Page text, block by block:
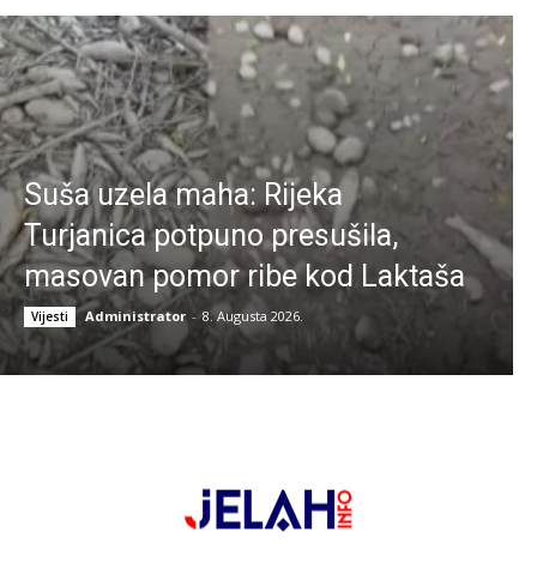
Suša uzela maha: Rijeka
Turjanica potpuno presušila,
masovan pomor ribe kod Laktaša
Vijesti Administrator - 8. Augusta 2026.